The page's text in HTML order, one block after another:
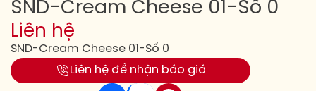
SND-Cream Cheese 01-Số 0
Liên hệ
SND-Cream Cheese 01-Số 0
Liên hệ để nhận báo giá